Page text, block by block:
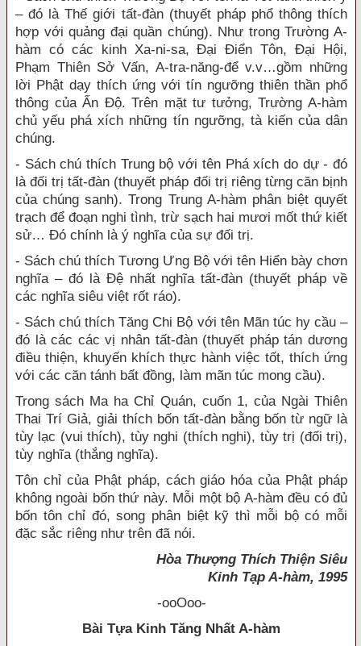
– đó là Thế giới tất-đàn (thuyết pháp phổ thông thích
hợp với quảng đại quần chúng). Như trong Trường A-
hàm có các kinh Xa-ni-sa, Đại Điển Tôn, Đại Hội,
Phạm Thiên Sở Vấn, A-tra-năng-để v.v…gồm những
lời Phật dạy thích ứng với tín ngưỡng thiên thần phổ
thông của Ấn Độ. Trên mặt tư tưởng, Trường A-hàm
chủ yếu phá xích những tín ngưỡng, tà kiến của dân
chúng.
- Sách chú thích Trung bộ với tên Phá xích do dự - đó
là đối trị tất-đàn (thuyết pháp đối trị riêng từng căn bịnh
của chúng sanh). Trong Trung A-hàm phân biệt quyết
trạch để đoạn nghi tình, trừ sạch hai mươi mốt thứ kiết
sử… Đó chính là ý nghĩa của sự đối trị.
- Sách chú thích Tương Ưng Bộ với tên Hiển bày chơn
nghĩa – đó là Đệ nhất nghĩa tất-đàn (thuyết pháp về
các nghĩa siêu việt rốt ráo).
- Sách chú thích Tăng Chi Bộ với tên Mãn túc hy cầu –
đó là các các vị nhân tất-đàn (thuyết pháp tán dương
điều thiện, khuyến khích thực hành việc tốt, thích ứng
với các căn tánh bất đồng, làm mãn túc mong cầu).
Trong sách Ma ha Chỉ Quán, cuốn 1, của Ngài Thiên
Thai Trí Giả, giải thích bốn tất-đàn bằng bốn từ ngữ là
tùy lạc (vui thích), tùy nghi (thích nghi), tùy trị (đối trị),
tùy nghĩa (thắng nghĩa).
Tôn chỉ của Phật pháp, cách giáo hóa của Phật pháp
không ngoài bốn thứ này. Mỗi một bộ A-hàm đều có đủ
bốn tôn chỉ đó, song phân biệt kỹ thì mỗi bộ có mỗi
đặc sắc riêng như trên đã nói.
Hòa Thượng Thích Thiện Siêu
Kinh Tạp A-hàm, 1995
-ooOoo-
Bài Tựa Kinh Tăng Nhất A-hàm